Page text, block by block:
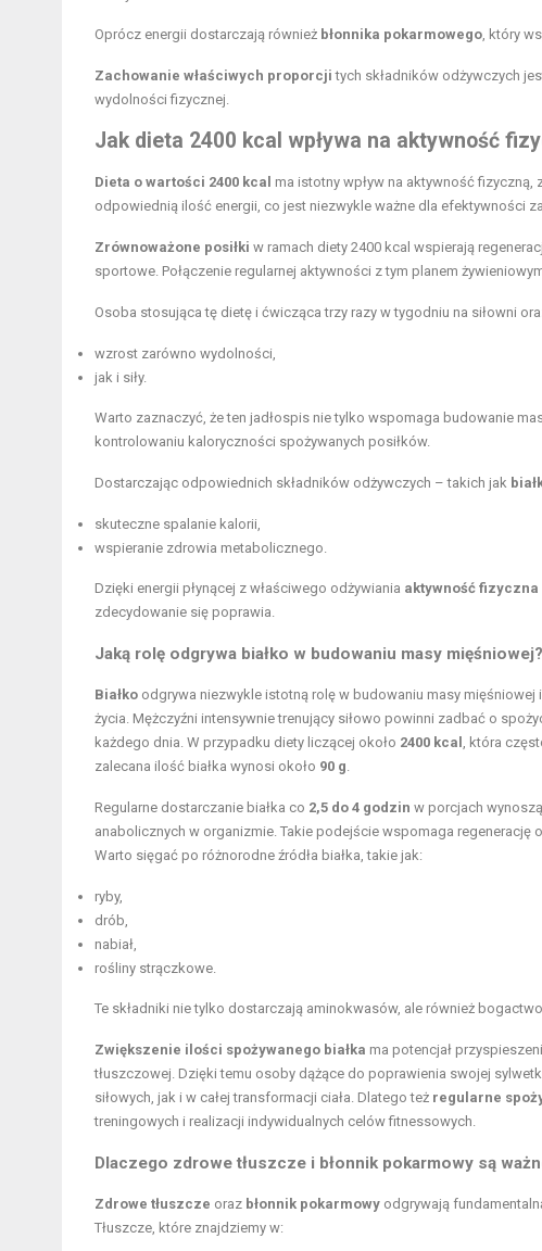
Oprócz energii dostarczają również błonnika pokarmowego , który
Zachowanie właściwych proporcji tych składników odżywczych
wydolności fizycznej.
Jak dieta 2400 kcal wpływa na aktywność
Dieta o wartości 2400 kcal ma istotny wpływ na aktywność fizyczną,
odpowiednią ilość energii, co jest niezwykle ważne dla efektywności
Zrównoważone posiłki w ramach diety 2400 kcal wspierają
sportowe. Połączenie regularnej aktywności z tym planem
Osoba stosująca tę dietę i ćwicząca trzy razy w tygodniu na siłowni
wzrost zarówno wydolności,
jak i siły.
Warto zaznaczyć, że ten jadłospis nie tylko wspomaga budowanie
kontrolowaniu kaloryczności spożywanych posiłków.
Dostarczając odpowiednich składników odżywczych – takich jak
skuteczne spalanie kalorii,
wspieranie zdrowia metabolicznego.
Dzięki energii płynącej z właściwego odżywiania aktywność
zdecydowanie się poprawia.
Jaką rolę odgrywa białko w budowaniu masy mięśniowej?
Białko odgrywa niezwykle istotną rolę w budowaniu masy
życia. Mężczyźni intensywnie trenujący siłowo powinni zadbać o
każdego dnia. W przypadku diety liczącej około 2400 kcal , która
zalecana ilość białka wynosi około 90 g
Regularne dostarczanie białka co 2,5 do 4 godzin w porcjach
anabolicznych w organizmie. Takie podejście wspomaga
Warto sięgać po różnorodne źródła białka, takie jak:
ryby,
drób,
nabiał,
rośliny strączkowe.
Te składniki nie tylko dostarczają aminokwasów, ale również
Zwiększenie ilości spożywanego białka ma potencjał
tłuszczowej. Dzięki temu osoby dążące do poprawienia swojej
siłowych, jak i w całej transformacji ciała. Dlatego też regularne
treningowych i realizacji indywidualnych celów fitnessowych.
Dlaczego zdrowe tłuszcze i błonnik pokarmowy są
Zdrowe tłuszcze oraz błonnik pokarmowy odgrywają
Tłuszcze, które znajdziemy w: